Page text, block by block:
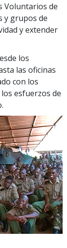
Voluntarios de
y grupos de
y extender
los
las oficinas
con los
esfuerzos de